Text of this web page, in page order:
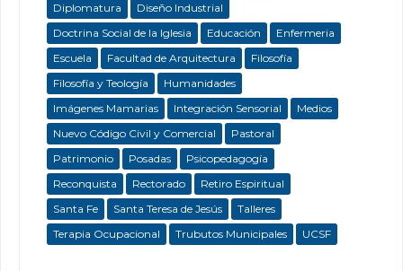
Diplomatura
Diseño Industrial
Doctrina Social de la Iglesia
Educación
Enfermeria
Escuela
Facultad de Arquitectura
Filosofía
Filosofía y Teología
Humanidades
Imágenes Mamarias
Integración Sensorial
Medios
Nuevo Código Civil y Comercial
Pastoral
Patrimonio
Posadas
Psicopedagogía
Reconquista
Rectorado
Retiro Espiritual
Santa Fe
Santa Teresa de Jesús
Talleres
Terapia Ocupacional
Trubutos Municipales UCSF